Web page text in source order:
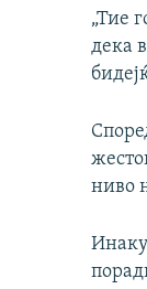
„Тие
дека
ниво